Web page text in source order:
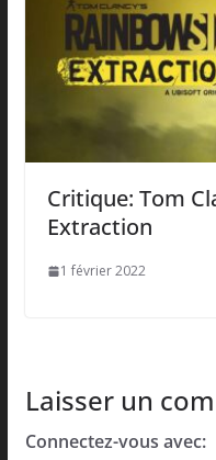
Critique: Tom
Extraction
1 février 2022
Laisser un
Connectez-vous avec: